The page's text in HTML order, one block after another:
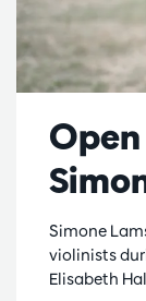
Simone
violinists
Elisabeth